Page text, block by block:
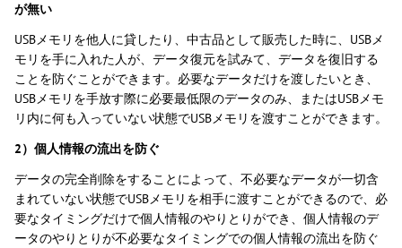
が無い
USBメモリを他人に貸したり、中古品として販売した時に、USBメ
モリを手に入れた人が、データ復元を試みて、データを復旧する
ことを防ぐことができます。必要なデータだけを渡したいとき、
USBメモリを手放す際に必要最低限のデータのみ、またはUSBメモ
リ内に何も入っていない状態でUSBメモリを渡すことができます。
2）個人情報の流出を防ぐ
データの完全削除をすることによって、不必要なデータが一切含
まれていない状態でUSBメモリを相手に渡すことができるので、必
要なタイミングだけで個人情報のやりとりができ、個人情報のデ
ータのやりとりが不必要なタイミングでの個人情報の流出を防ぐ